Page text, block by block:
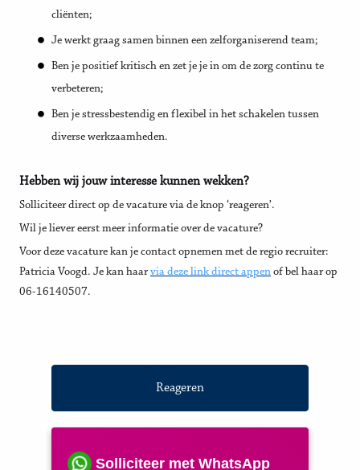
cliënten;
Je werkt graag samen binnen een zelforganiserend team;
Ben je positief kritisch en zet je je in om de zorg continu te
verbeteren;
Ben je stressbestendig en flexibel in het schakelen tussen
diverse werkzaamheden.
Hebben wij jouw interesse kunnen wekken?
Solliciteer direct op de vacature via de knop ‘reageren’.
Wil je liever eerst meer informatie over de vacature?
Voor deze vacature kan je contact opnemen met de regio recruiter:
Patricia Voogd. Je kan haarvia deze link direct appen of bel haar op
06-16140507.
Reageren
Solliciteer met WhatsApp